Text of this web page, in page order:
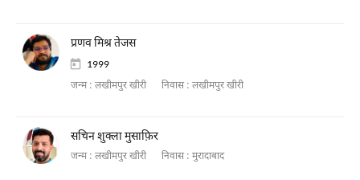
प्रणव मिश्र तेजस
1999
जन्म : लखीमपुर खीरी निवास : लखीमपुर खीरी
सचिन शुक्ला मुसाफ़िर
जन्म : लखीमपुर खीरी निवास : मुरादाबाद